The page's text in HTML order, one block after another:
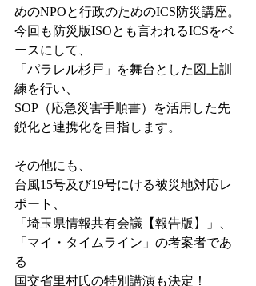
めのNPOと行政のためのICS防災講座。
今回も防災版ISOとも言われるICSをベ
ースにして、
「パラレル杉戸」を舞台とした図上訓
練を行い、
SOP（応急災害手順書）を活用した先
鋭化と連携化を目指します。
その他にも、
台風15号及び19号にける被災地対応レ
ポート、
「埼玉県情報共有会議【報告版】」、
「マイ・タイムライン」の考案者であ
る
国交省里村氏の特別講演も決定！